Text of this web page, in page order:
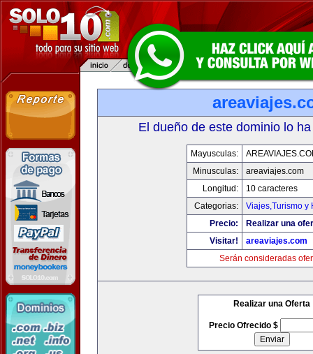
El dueño de este dominio lo
Mayusculas:
Minusculas:
areaviajes.com
Longitud:
10 caracteres
Categorias:
Viajes,Turismo y
Precio:
Realizar una
Visitar!
areaviajes.com
Serán consideradas
Realizar una Oferta
Precio Ofrecido $